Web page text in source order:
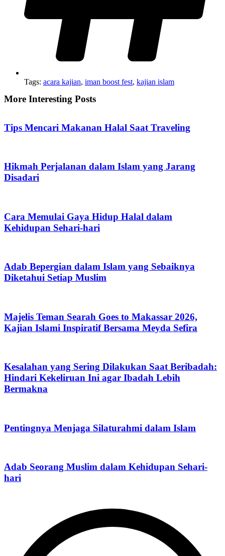
Tags: acara kajian, iman boost fest, kajian islam
More Interesting Posts
Tips Mencari Makanan Halal Saat Traveling
Hikmah Perjalanan dalam Islam yang Jarang
Disadari
Cara Memulai Gaya Hidup Halal dalam
Kehidupan Sehari-hari
Adab Bepergian dalam Islam yang Sebaiknya
Diketahui Setiap Muslim
Majelis Teman Searah Goes to Makassar 2026,
Kajian Islami Inspiratif Bersama Meyda Sefira
Kesalahan yang Sering Dilakukan Saat Beribadah:
Hindari Kekeliruan Ini agar Ibadah Lebih
Bermakna
Pentingnya Menjaga Silaturahmi dalam Islam
Adab Seorang Muslim dalam Kehidupan Sehari-
hari